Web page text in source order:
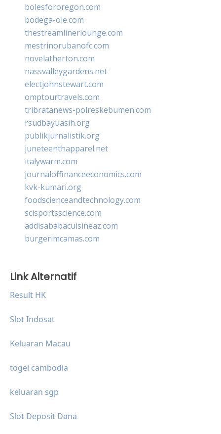
bolesfororegon.com
bodega-ole.com
thestreamlinerlounge.com
mestrinorubanofc.com
novelatherton.com
nassvalleygardens.net
electjohnstewart.com
omptourtravels.com
tribratanews-polreskebumen.com
rsudbayuasih.org
publikjurnalistik.org
juneteenthapparel.net
italywarm.com
journaloffinanceeconomics.com
kvk-kumari.org
foodscienceandtechnology.com
scisportsscience.com
addisababacuisineaz.com
burgerimcamas.com
Link Alternatif
Result HK
Slot Indosat
Keluaran Macau
togel cambodia
keluaran sgp
Slot Deposit Dana